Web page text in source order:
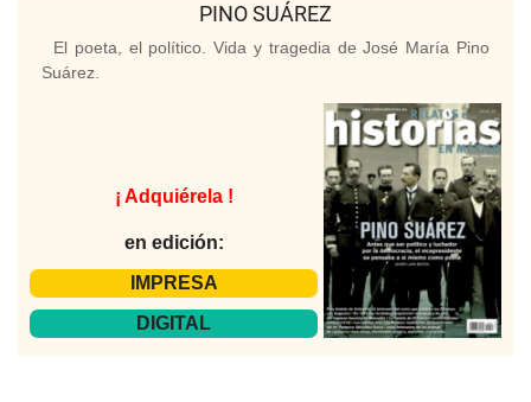
PINO SUÁREZ
El poeta, el político. Vida y tragedia de José María Pino
Suárez.
¡ Adquiérela !
en edición:
IMPRESA
DIGITAL